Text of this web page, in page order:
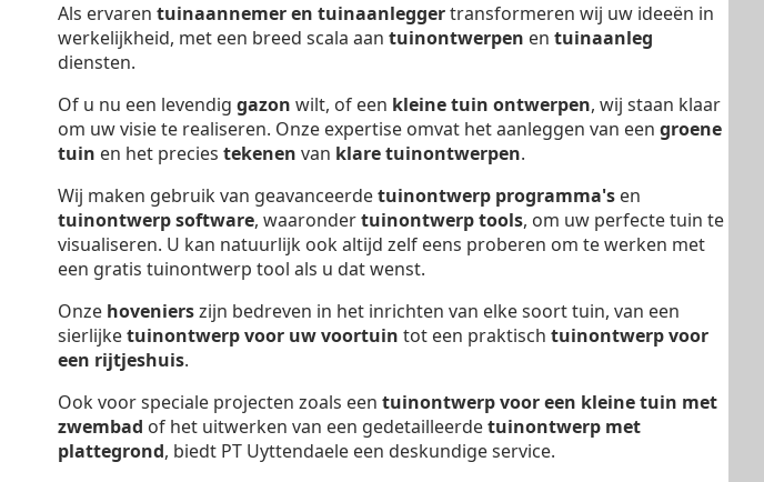
Als ervaren tuinaannemer en tuinaanleggertransformeren wij uw ideeën in
werkelijkheid, met een breed scala aan tuinontwerpen en tuinaanleg
diensten.
Of u nu een levendig gazon wilt, of een kleine tuin ontwerpen, wij staan klaar
om uw visie te realiseren. Onze expertise omvat het aanleggen van een groene
tuin en het precies tekenen van klare tuinontwerpen.
Wij maken gebruik van geavanceerdetuinontwerp programma's en
tuinontwerp software, waarondertuinontwerptools, om uw perfecte tuin te
visualiseren. U kan natuurlijk ook altijd zelf eens proberen om te werken met
een gratis tuinontwerp tool als u dat wenst.
Onze hovenierszijn bedreven in het inrichten van elke soort tuin, van een
sierlijketuinontwerp voor uw voortuin tot een praktisch tuinontwerp voor
een rijtjeshuis.
Ook voor speciale projecten zoals een tuinontwerp voor een kleine tuin met
zwembad of het uitwerken van een gedetailleerdetuinontwerp met
plattegrond, biedt PT Uyttendaele een deskundige service.